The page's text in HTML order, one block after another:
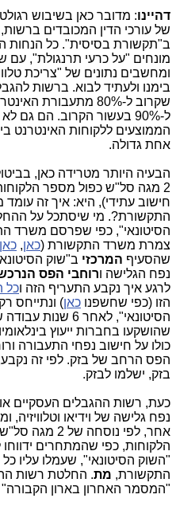
דהיינו: מדובר כאן בשיבוש
של עורכי הדין המכובדים ברשות,
ב"תקשורת בסיסית". כל הנחות
מונחים "על כרעי תרנגולת", עם
ומחשבים נתונים של "צריכת
בימנו ולעתיד לבוא. ברשות
שקרוב ל-80% מתעבורת
ל-90% בעשור הקרוב. הם
הממוצעים ללקוחות האינטרנט
אחת גדולה.
הבעיה היותר מטרידה כאן,
2 מגה סל"ש כפול מספר
חישוב עתידי), היא: איך זה
התקשורת?. מי שיסתכל על
הסיטונאי", כפי שפרסם משרד
צמרת משרד התקשורת (כאן, כאן
שהסעיף המרכזי ב"שוק
נפח הגלישה ורוחבי הפס
לרגע איך נקבע התעריף הזה וכל
הזו (כפי שחשפנו כאן) ונתייחס
הסיטונאי", לאחר
שהושקעו בחברות ייעוץ
כולו על חישוב נפחי התעבורה
הפס הרחב של בזק. לפי זה
בזק, ישלמו לבזק.
כעת, רשות ההגבלים העסקיים
נפח גלישה של וידיאו וטלוויזיה,
אחר, לפי
הלקוחות, כפי שהמתחרים
"השוק הסיטונאי", שעמלו עליו
התקשורת, מת. החלטת רשות
"המסמר האחרון בארון